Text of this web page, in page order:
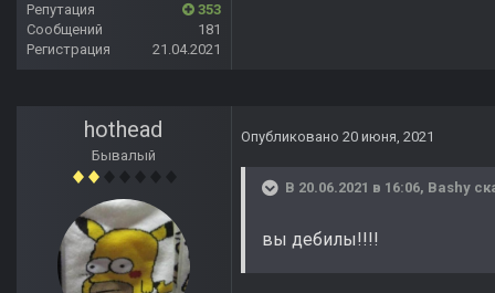
Репутация
353
Сообщений
181
Регистрация
21.04.2021
hothead
Бывалый
Опубликовано 20 июня, 2021
В 20.06.2021 в 16:06, Bashy
вы дебилы!!!!